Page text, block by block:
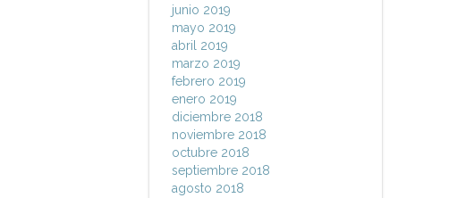
junio 2019
mayo 2019
abril 2019
marzo 2019
febrero 2019
enero 2019
diciembre 2018
noviembre 2018
octubre 2018
septiembre 2018
agosto 2018